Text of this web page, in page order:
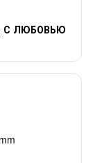
С ЛЮБОВЬЮ